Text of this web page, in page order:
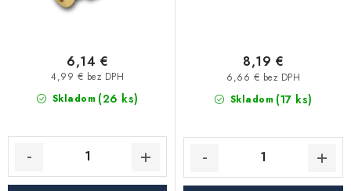
Skladom (26 ks)
4,99 € bez DPH
6,14 €
Skladom (17 ks)
6,66 € bez DPH
8,19 €